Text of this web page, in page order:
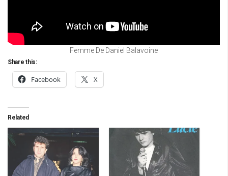
Femme De Daniel Balavoine
Share this:
Facebook X
Related